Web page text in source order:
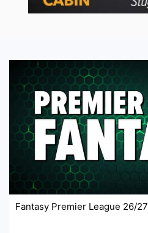
Fantasy Premier League 26/27